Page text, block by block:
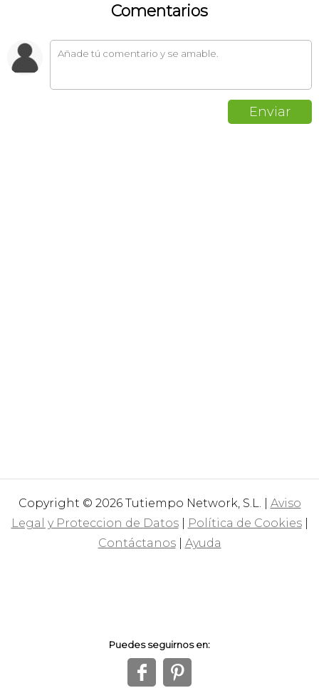
Comentarios
Copyright © 2026 Tutiempo Network, S.L. | Aviso
Legal y Proteccion de Datos| Política de Cookies|
Contáctanos| Ayuda
Puedes seguirnos en:
f 1